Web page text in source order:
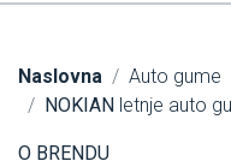
Naslovna Auto gume
NOKIAN letnje auto
O BRENDU